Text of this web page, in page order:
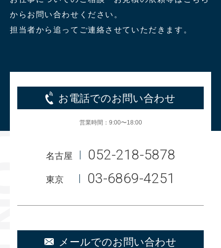
からお問い合わせください。
担当者から追ってご連絡させていただきます。
お電話でのお問い合わせ
営業時間：9:00〜18:00
名古屋 052-218-5878
東京 03-6869-4251
メールでのお問い合わせ